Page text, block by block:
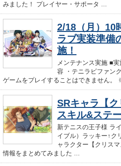
みました！ プレイヤー・サポータ ...
2/18（月）10
ラブ実装準備
施！
メンテナンス実施 ■
容 ・テニラビファン
ゲームをプレイすることはできません
SRキャラ【
スキル&ステ
新テニスの王子様 ラ
イブル）ラッキー↑ク
ャラクター【クリス
情報をまとめてみました ...